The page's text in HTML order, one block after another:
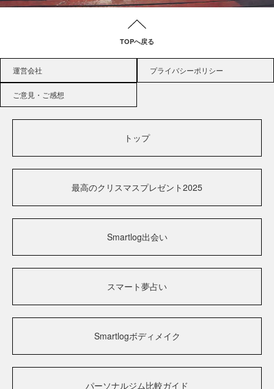
TOPへ戻る
運営会社 プライバシーポリシー
ご意見・ご感想
トップ
最高のクリスマスプレゼント2025
Smartlog出会い
スマート夢占い
Smartlogボディメイク
パーソナルジム比較ガイド